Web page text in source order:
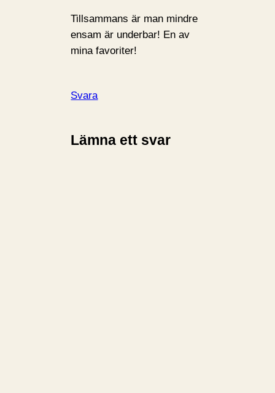
Tillsammans är man mindre
ensam är underbar! En av
mina favoriter!
Svara
Lämna ett svar